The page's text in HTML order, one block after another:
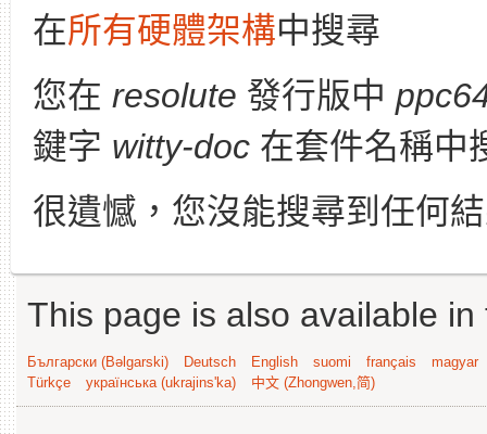
在所有硬體架構中搜尋
您在 resolute 發行版中
鍵字 witty-doc 在套件名稱中
很遺憾，您沒能搜尋到任何
This page is also available
Български (Bəlgarski) Deutsch English suomi français
magyar
Türkçe
українська (ukrajins'ka) 中文 (Zhongwen,简)